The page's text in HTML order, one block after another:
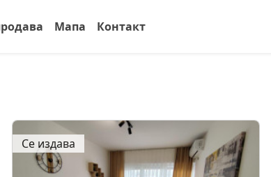
Мапа Контакт
Се издава